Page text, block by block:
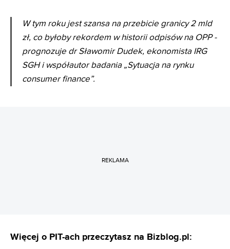
W tym roku jest szansa na przebicie granicy 2 mld
zł, co byłoby rekordem w historii odpisów na OPP -
prognozuje dr Sławomir Dudek, ekonomista IRG
SGH i współautor badania „Sytuacja na rynku
consumer finance”.
REKLAMA
Więcej o PIT-ach przeczytasz na Bizblog.pl: